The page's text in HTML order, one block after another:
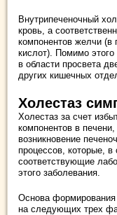
Внутрипеченочный
кровь, а
компонентов желчи (в
кислот). Помимо
в области просвета
других кишечных
Холестаз
Холестаз за счет
компонентов в
возникновение
процессов, которые,
соответствующие
этого заболевания.
Основа формирования
на следующих трех